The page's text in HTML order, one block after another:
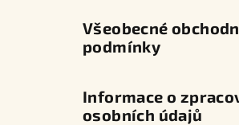
Všeobecné
podmínky
Informace o
osobních údajů